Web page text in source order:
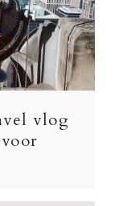
vlog